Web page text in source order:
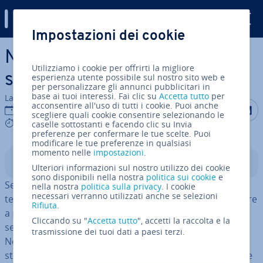
Vai al contenuto prin­ci­pa­le
Necesse: come in­stal­la­re un
server dedicato
La redazione di IONOS
27 mar 2025
8 mins
Condividi
Indice
Se vuoi avere il massimo controllo sulla creazione di
team, l’espe­rien­za di gioco e i tempi di con­nes­sio­ne, oltre
a poter creare in­se­dia­men­ti ed esplorare i dungeon
senza alcuna pre­oc­cu­pa­zio­ne, un server dedicato
Necesse è quello che fa per te. In questo articolo ti il­lu­
stria­mo i requisiti e i passaggi necessari per con­fi­gu­ra­re
Impostazioni dei cookie
Utilizziamo i cookie per offrirti la migliore
esperienza utente possibile sul nostro sito web e
per personalizzare gli annunci pubblicitari in
base ai tuoi interessi. Fai clic suAccetta tutto per
acconsentire all'uso di tutti i cookie. Puoi anche
scegliere quali cookie consentire selezionando le
caselle sottostanti e facendo clic su Invia
preferenze per confermare le tue scelte. Puoi
modificare le tue preferenze in qualsiasi
momento nelle impostazioni.
Ulteriori informazioni sul nostro utilizzo dei cookie
sono disponibili nella nostra politica sui cookie e
nella nostra politica sulla privacy. I cookie
necessari verranno utilizzati anche se selezioni
Rifiuta.
Cliccando su "Accetta tutto", accetti la raccolta e la
trasmissione dei tuoi dati a paesi terzi.